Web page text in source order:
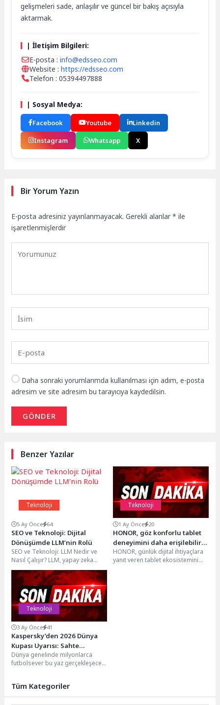
gelişmeleri sade, anlaşılır ve güncel bir bakış açısıyla
aktarmak.
| İletişim Bilgileri:
E-posta :info@edsseo.com
Website :https://edsseo.com
Telefon : 05394497888
| Sosyal Medya:
Facebook Youtube
Linkedin
Instagram
Whatsapp X
Bir Yorum Yazın
E-posta adresiniz yayınlanmayacak. Gerekli alanlar* ile
işaretlenmişlerdir
Daha sonraki yorumlarımda kullanılması için adım, e-posta
adresim ve site adresim bu tarayıcıya kaydedilsin.
GÖNDER
Benzer Yazılar
Teknoloji
5 Ay Önce 64
SEO ve Teknoloji: Dijital
Dönüşümde LLM’nin Rolü
SEO ve Teknoloji: LLM Nedir ve
Nasıl Çalışır? LLM, yapay zeka
optimizasyonu alanında son
zamanlarda...
Teknoloji
1 Ay Önce 20
HONOR, göz konforlu tablet
deneyimini daha erişilebilir
hale getiriyor
HONOR, günlük dijital ihtiyaçlara
yanıt veren tablet ekosistemini
Teknoloji
3 Ay Önce 41
Kaspersky’den 2026 Dünya
Kupası Uyarısı: Sahte
Biletlerden 500 Bin Dolarlık
Sözde “Hibelere” Kadar
Artışta
Dünya genelinde milyonlarca
futbolsever bu yaz gerçekleşecek
Tüm Kategoriler